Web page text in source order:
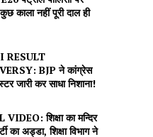
काला नहीं पूरी दाल ही
RESULT
BJP ने कांग्रेस
जारी कर साधा निशाना!
शिक्षा का मन्दिर
का अड्डा, शिक्षा विभाग ने